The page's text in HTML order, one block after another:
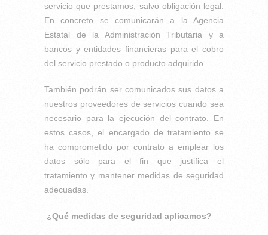
servicio que prestamos, salvo obligación legal.
En concreto se comunicarán a la Agencia
Estatal de la Administración Tributaria y a
bancos y entidades financieras para el cobro
del servicio prestado o producto adquirido.
También podrán ser comunicados sus datos a
nuestros proveedores de servicios cuando sea
necesario para la ejecución del contrato. En
estos casos, el encargado de tratamiento se
ha comprometido por contrato a emplear los
datos sólo para el fin que justifica el
tratamiento y mantener medidas de seguridad
adecuadas.
¿Qué medidas de seguridad aplicamos?